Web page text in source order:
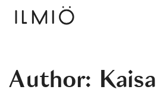
Author: Kaisa